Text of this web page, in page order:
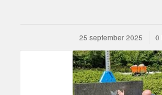
25 september 2025
/ 0